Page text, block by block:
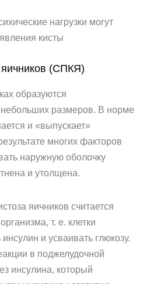
нагрузки могут
кисты
(СПКЯ)
образуются
размеров. В норме
и «выпускает»
многих факторов
наружную оболочку
и утолщена.
яичников считается
т. е. клетки
и усваивать глюкозу.
в поджелудочной
инсулина, который